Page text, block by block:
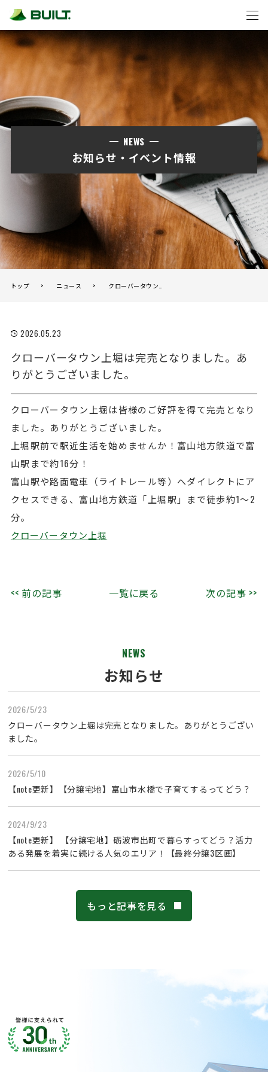
NEWS
お知らせ・イベント情報
トップ ニュース クローバータウン上堀は完売となりました。ありがとうございました。
2026.05.23
クローバータウン上堀は完売となりました。あ
りがとうございました。
クローバータウン上堀は皆様のご好評を得て完売となり
ました。ありがとうございました。
上堀駅前で駅近生活を始めませんか！富山地方鉄道で富
山駅まで約16分！
富山駅や路面電車（ライトレール等）へダイレクトにア
クセスできる、富山地方鉄道「上堀駅」まで徒歩約1～2
分。
クローバータウン上堀
<< 前の記事 一覧に戻る 次の記事 >>
NEWS
お知らせ
2026/5/23
クローバータウン上堀は完売となりました。ありがとうござい
ました。
2026/5/10
【note更新】【分譲宅地】富山市水橋で子育てするってどう？
2024/9/23
【note更新】 【分譲宅地】砺波市出町で暮らすってどう？活力
ある発展を着実に続ける人気のエリア！【最終分譲3区画】
もっと記事を見る